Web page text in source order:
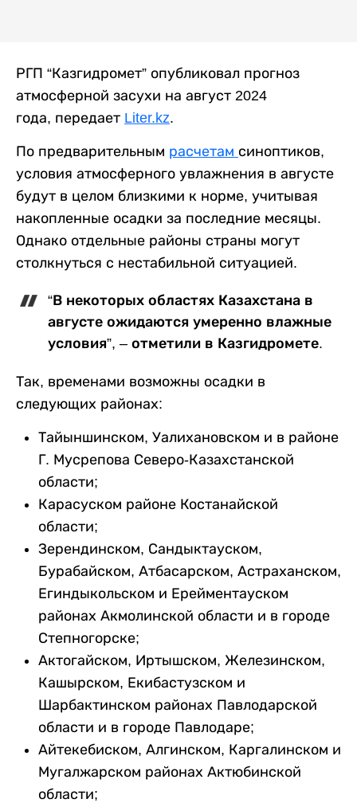
РГП “Казгидромет” опубликовал прогноз
атмосферной засухи на август 2024
года, передает Liter.kz.
По предварительным расчетам синоптиков,
условия атмосферного увлажнения в августе
будут в целом близкими к норме, учитывая
накопленные осадки за последние месяцы.
Однако отдельные районы страны могут
столкнуться с нестабильной ситуацией.
“В некоторых областях Казахстана в
августе ожидаются умеренно влажные
условия”, – отметили в Казгидромете.
Так, временами возможны осадки в
следующих районах:
Тайыншинском, Уалихановском и в районе
Г. Мусрепова Северо-Казахстанской
области;
Карасуском районе Костанайской
области;
Зерендинском, Сандыктауском,
Бурабайском, Атбасарском, Астраханском,
Егиндыкольском и Ерейментауском
районах Акмолинской области и в городе
Степногорске;
Актогайском, Иртышском, Железинском,
Кашырском, Екибастузском и
Шарбактинском районах Павлодарской
области и в городе Павлодаре;
Айтекебиском, Алгинском, Каргалинском и
Мугалжарском районах Актюбинской
области;